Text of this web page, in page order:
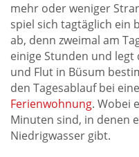
mehr oder weniger
spiel sich tagtäglich ein
ab, denn zweimal am
einige Stunden und
und Flut in Büsum
den Tagesablauf bei
Ferienwohnung. Wobei
Minuten sind, in denen
Niedrigwasser gibt.